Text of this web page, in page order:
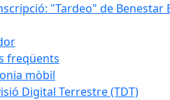
"Tardeo" de Benestar
freqüents
mòbil
Digital Terrestre (TDT)